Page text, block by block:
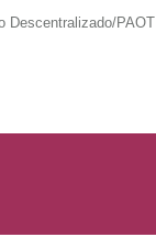
Descentralizado/PAOT